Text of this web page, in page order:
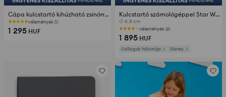
Cápa kulcstartó kihúzható zsinórral
vélemények (1)
1 295 HUF
Kulcstartó számológéppel Star Wars
∅ 6,8 cm
vélemények (2)
1 895 HUF
Csillagok háborúja Disney